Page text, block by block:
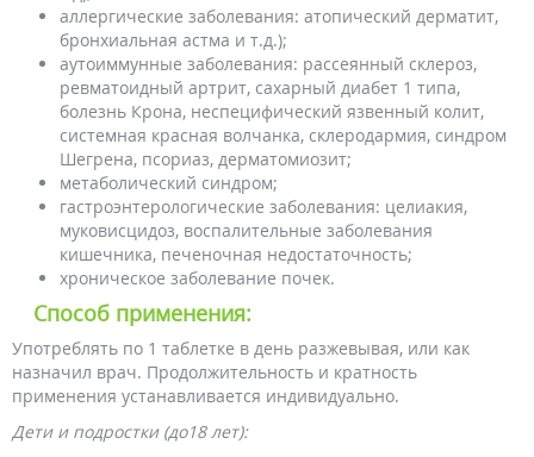
аллергические заболевания: атопический дерматит,
бронхиальная астма и т.д.);
аутоиммунные заболевания: рассеянный склероз,
ревматоидный артрит, сахарный диабет 1 типа,
болезнь Крона, неспецифический язвенный колит,
системная красная волчанка, склеродармия, синдром
Шегрена, псориаз, дерматомиозит;
метаболический синдром;
гастроэнтерологические заболевания: целиакия,
муковисцидоз, воспалительные заболевания
кишечника, печеночная недостаточность;
хроническое заболевание почек.
Способ применения:
Употреблять по 1 таблетке в день разжевывая, или как
назначил врач. Продолжительность и кратность
применения устанавливается индивидуально.
Дети и подростки (до18 лет):